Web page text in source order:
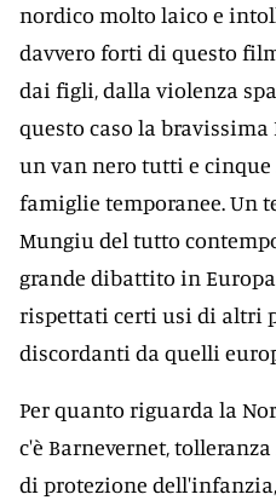
nordico molto laico e
davvero forti di questo
dai figli, dalla violenza
questo caso la bravissima
un van nero tutti e
famiglie temporanee. Un
Mungiu del tutto
grande dibattito in
rispettati certi usi di altri
discordanti da quelli
Per quanto riguarda la
c'è Barnevernet,
di protezione